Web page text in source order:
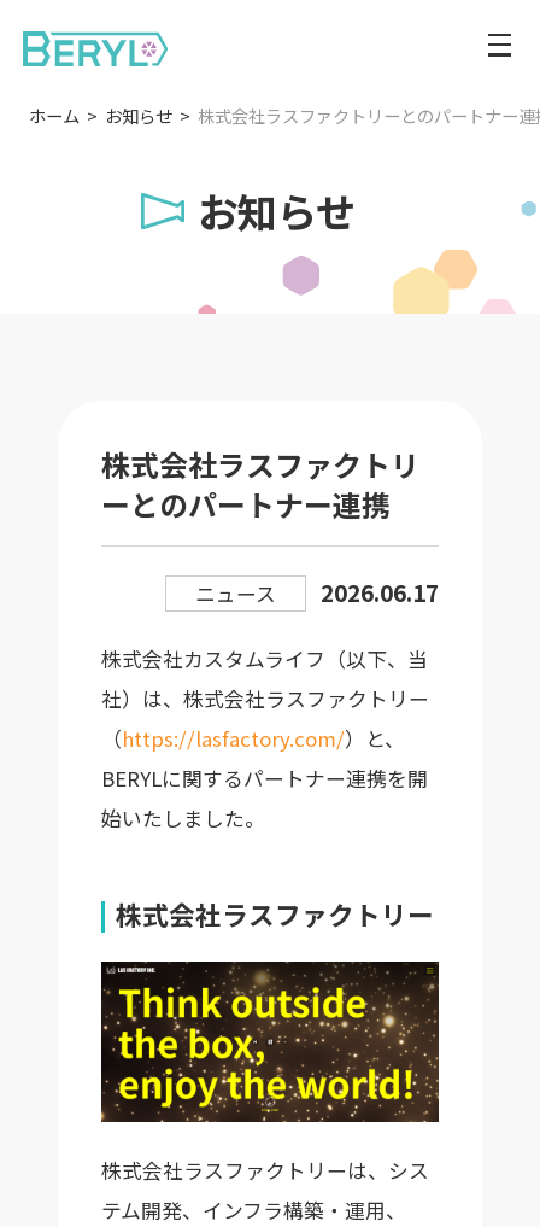
ホーム お知らせ 株式会社ラスファクトリーとのパートナー連
お知らせ
株式会社ラスファクトリ
ーとのパートナー連携
ニュース 2026.06.17
株式会社カスタムライフ（以下、当
社）は、株式会社ラスファクトリー
（https://lasfactory.com/）と、
BERYLに関するパートナー連携を開
始いたしました。
株式会社ラスファクトリー
株式会社ラスファクトリーは、シス
テム開発、インフラ構築・運用、